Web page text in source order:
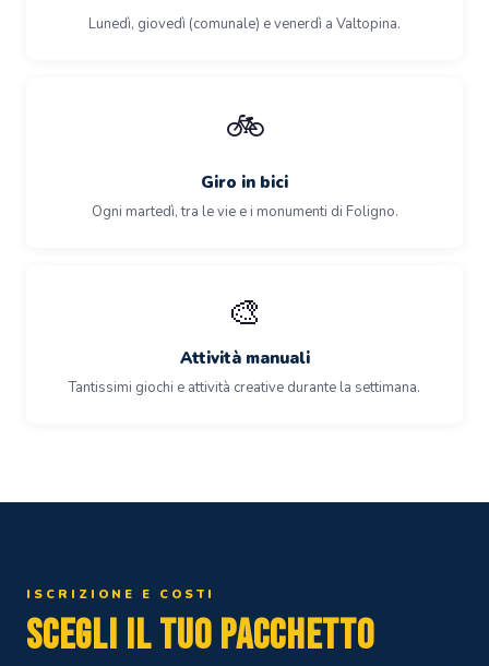
Lunedì, giovedì (comunale) e venerdì a Valtopina.
🚲
Giro in bici
Ogni martedì, tra le vie e i monumenti di Foligno.
🎨
Attività manuali
Tantissimi giochi e attività creative durante la settimana.
ISCRIZIONE E COSTI
Scegli il tuo pacchetto